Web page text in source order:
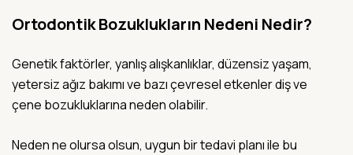
Ortodontik Bozuklukların Nedeni Nedir?
Genetik faktörler, yanlış alışkanlıklar, düzensiz yaşam,
yetersiz ağız bakımı ve bazı çevresel etkenler diş ve
çene bozukluklarına neden olabilir.
Neden ne olursa olsun, uygun bir tedavi planı ile bu